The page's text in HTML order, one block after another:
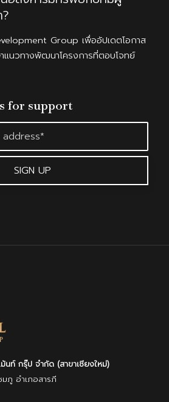
Group เพื่ออัปเดตโอกาส
แนวทางพัฒนาโครงการที่ตอบโจทย์
for support
นท์ กรุ๊ป จํากัด (สาขาเชียงใหม่)
ภู อำเภอสารภี